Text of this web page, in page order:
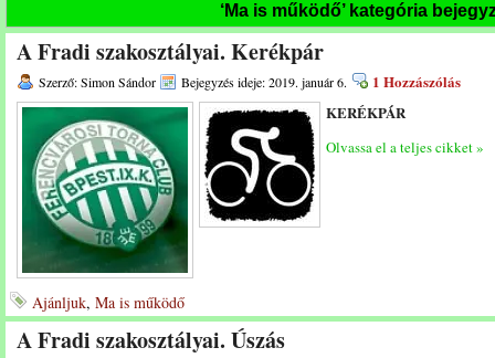
‘Ma is működő’ kategória
A Fradi szakosztályai. Kerékpár
Szerző: Simon Sándor Bejegyzés ideje: 2019. január 6.
1 Hozzászólás
KERÉKPÁR
Olvassa el a teljes cikket »
Ajánljuk, Ma is működő
A Fradi szakosztályai. Úszás